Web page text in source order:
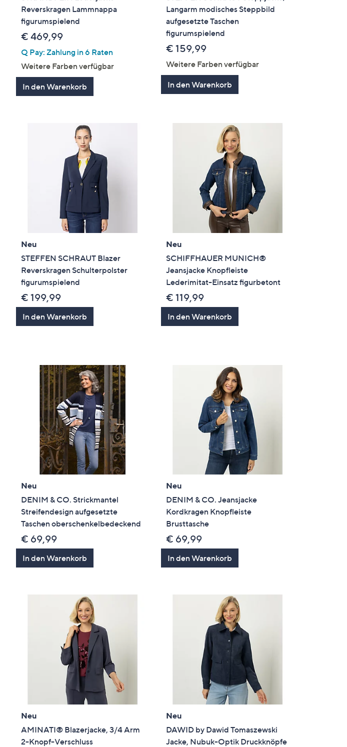
Reverskragen Lammnappa
figurumspielend
€ 469,99
Q Pay: Zahlung in 6 Raten
Weitere Farben verfügbar
In den Warenkorb
Langarm modisches Steppbild
aufgesetzte Taschen
figurumspielend
€ 159,99
Weitere Farben verfügbar
In den Warenkorb
Neu
STEFFEN SCHRAUT Blazer
Reverskragen Schulterpolster
figurumspielend
€ 199,99
In den Warenkorb
Neu
SCHIFFHAUER MUNICH®
Jeansjacke Knopfleiste
Lederimitat-Einsatz figurbetont
€ 119,99
In den Warenkorb
Neu
DENIM & CO. Strickmantel
Streifendesign aufgesetzte
Taschen oberschenkelbedeckend
€ 69,99
In den Warenkorb
Neu
DENIM & CO. Jeansjacke
Kordkragen Knopfleiste
Brusttasche
€ 69,99
In den Warenkorb
Neu
AMINATI® Blazerjacke, 3/4 Arm
2-Knopf-Verschluss
Neu
DAWID by Dawid Tomaszewski
Jacke, Nubuk-Optik Druckknöpfe